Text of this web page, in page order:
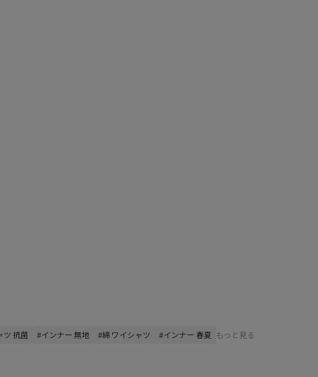
ツ 抗菌 #インナー 無地 #綿 ワイシャツ #インナー 春夏 もっと見る